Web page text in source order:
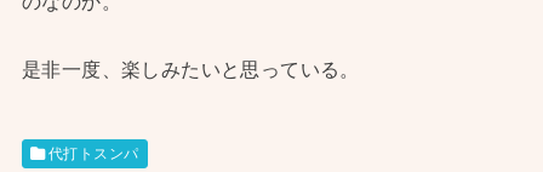
是非一度、楽しみたいと思っている。
代打トスンパ